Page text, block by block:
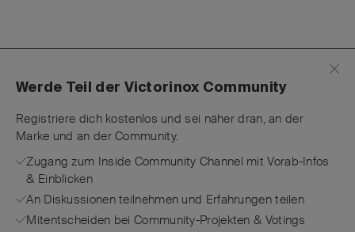
Werde Teil der Victorinox Community
Registriere dich kostenlos und sei näher dran, an der
Marke und an der Community.
Zugang zum Inside Community Channel mit Vorab-Infos
& Einblicken
An Diskussionen teilnehmen und Erfahrungen teilen
Mitentscheiden bei Community-Projekten & Votings